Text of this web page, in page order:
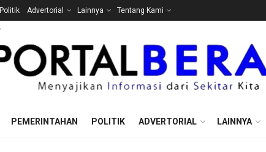
Politik Advertorial Lainnya Tentang Kami
PEMERINTAHAN POLITIK ADVERTORIAL LAINNYA